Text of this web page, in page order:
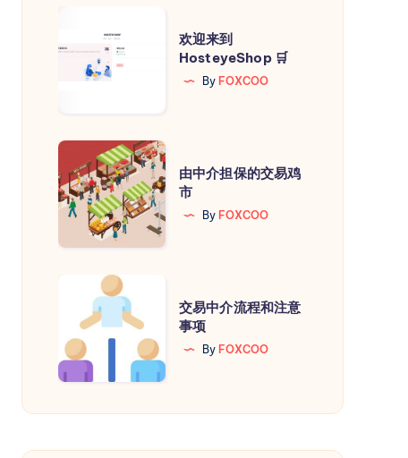
迎
🛒
欢迎来到
HosteyeShop 🛒
By FOXCOO
由
中
介
保
鸡
市
由中介担保的交易鸡
市
By FOXCOO
中
介
流
程
交易中介流程和注意
事项
By FOXCOO